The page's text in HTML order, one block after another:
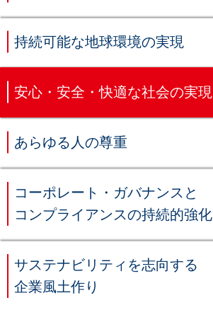
持続可能な地球環境の実現
安心・安全・快適な社会の実現
あらゆる人の尊重
コーポレート・ガバナンスと
コンプライアンスの持続的強化
サステナビリティを志向する
企業風土作り